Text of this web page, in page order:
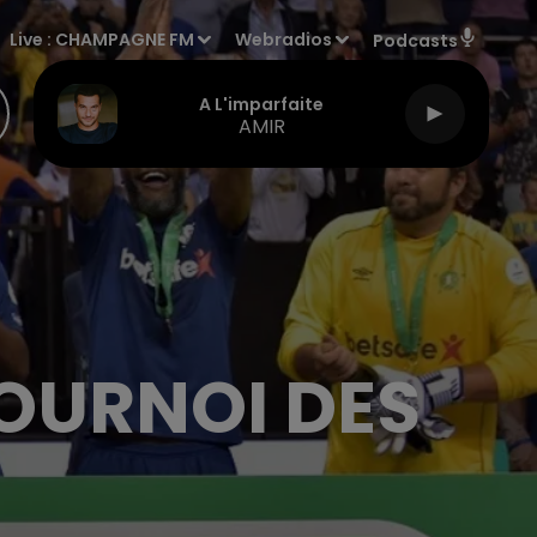
Live : CHAMPAGNE FM Webradios Podcasts
A L'imparfaite
AMIR
DES